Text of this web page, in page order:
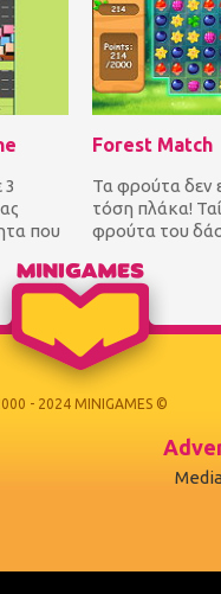
3
που
Forest Match
Τα φρούτα δεν
τόση πλάκα!
φρούτα του
στό...
- 2024 MINIGAMES ©